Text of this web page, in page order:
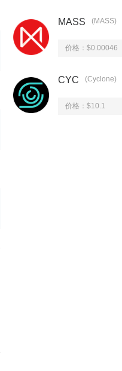
MASS (MASS)
价格：$0.00046
CYC (Cyclone)
价格：$10.1